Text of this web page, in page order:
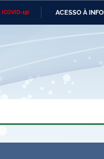
(COVID-19) ACESSO À
Ministério das Relações
Banco Central do Brasil